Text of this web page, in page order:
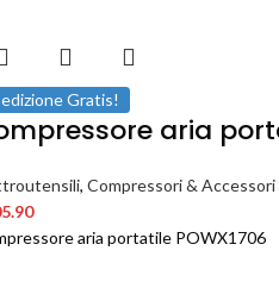
Gratis!
aria
, Compressori & Accessori
aria portatile POWX1706